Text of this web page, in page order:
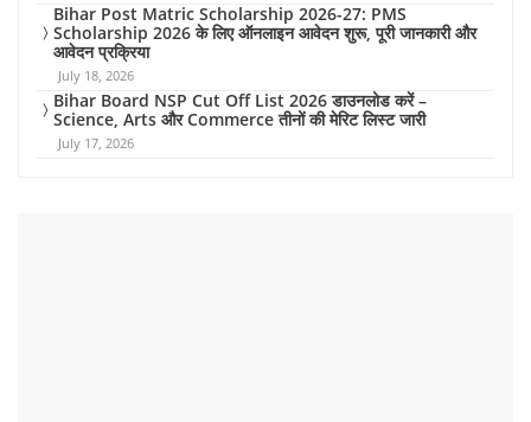
Bihar Post Matric Scholarship 2026-27: PMS
Scholarship 2026 के लिए ऑनलाइन आवेदन शुरू, पूरी जानकारी और
आवेदन प्रक्रिया
July 18, 2026
Bihar Board NSP Cut Off List 2026 डाउनलोड करें –
Science, Arts और Commerce तीनों की मेरिट लिस्ट जारी
July 17, 2026